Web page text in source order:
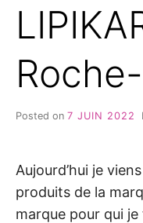
Posted on 7 JUIN 2022
Aujourd’hui je
produits de la
marque pour qui